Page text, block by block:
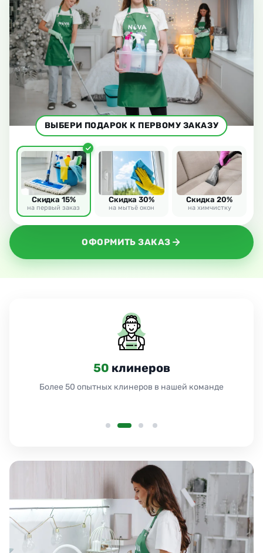
ОФОРМИТЬ ЗАКАЗ
ВЫБЕРИ ПОДАРОК К ПЕРВОМУ ЗАКАЗУ
Скидка 15%
на первый заказ
Скидка 30%
на мытьё окон
Скидка 20%
на химчистку
50 клинеров
Более 50 опытных клинеров в нашей команде